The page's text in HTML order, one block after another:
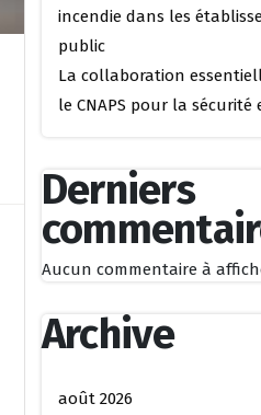
incendie dans les
public
La collaboration
le CNAPS pour la sécurité
Derniers
Aucun commentaire à
Archive
août 2026